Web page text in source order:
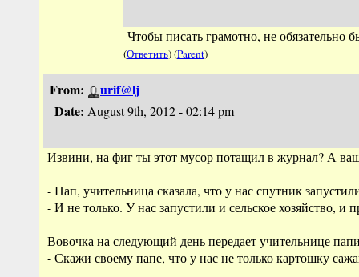
Чтобы писать грамотно, не обязательно
(Ответить) (Parent)
From:
urif@lj
Date: August 9th, 2012 - 02:14 pm
Извини, на фиг ты этот мусор потащил в журнал? А
- Пап, учительница сказала, что у нас спутник
- И не только. У нас запустили и сельское хозяйство, и
Вовочка на следующий день передает учительнице
- Скажи своему папе, что у нас не только картошку